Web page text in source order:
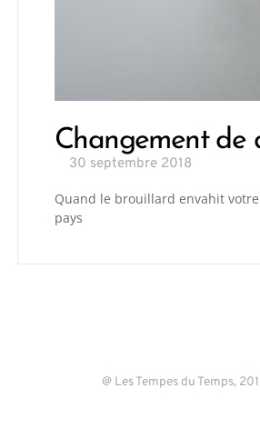
Changement de
30 septembre 2018
Quand le brouillard envahit
pays
@ Les Tempes du Temps,